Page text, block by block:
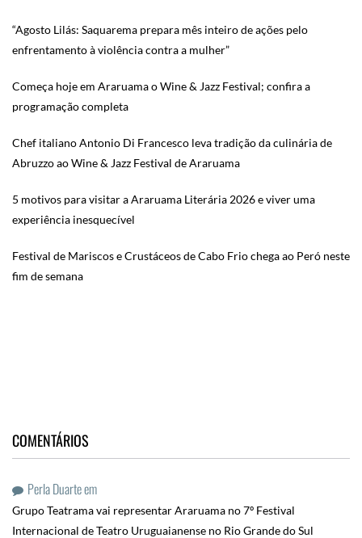
“Agosto Lilás: Saquarema prepara mês inteiro de ações pelo
enfrentamento à violência contra a mulher”
Começa hoje em Araruama o Wine & Jazz Festival; confira a
programação completa
Chef italiano Antonio Di Francesco leva tradição da culinária de
Abruzzo ao Wine & Jazz Festival de Araruama
5 motivos para visitar a Araruama Literária 2026 e viver uma
experiência inesquecível
Festival de Mariscos e Crustáceos de Cabo Frio chega ao Peró neste
fim de semana
COMENTÁRIOS
Perla Duarteem
Grupo Teatrama vai representar Araruama no 7º Festival
Internacional de Teatro Uruguaianense no Rio Grande do Sul